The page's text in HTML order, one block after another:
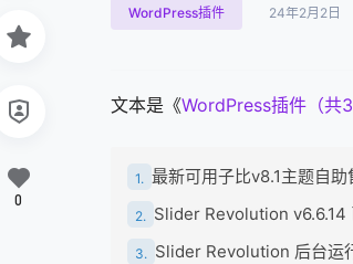
WordPress插件 24年2月2日
文本是《WordPress插件（共
1. 最新可用子比v8.1主题自
2. Slider Revolution v6.6.14
3. Slider Revolution 后台运
0